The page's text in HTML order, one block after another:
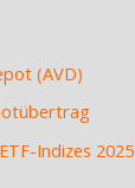
(AVD)
Indizes 2025